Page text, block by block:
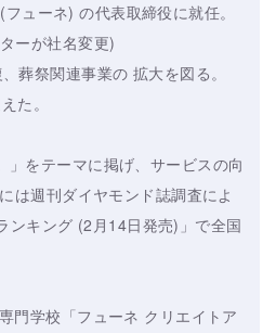
ューネ) の代表取締役に就任。
ーが社名変更)
葬祭関連事業の 拡大を図る。
た。
」をテーマに掲げ、サービスの向
は週刊ダイヤモンド誌調査によ
ンキング (2月14日発売)」で全国
門学校「フューネ クリエイトア